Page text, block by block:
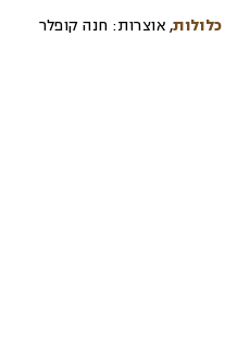
כלולות, אוצרות: חנה קופלר